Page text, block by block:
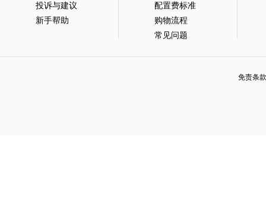
投诉与建议
新手帮助
配置费标准
购物流程
常见问题
免责条款